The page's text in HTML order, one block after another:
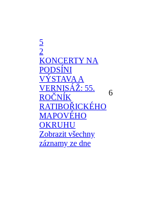
5
2
KONCERTY NA
PODSÍNI
VÝSTAVA A
VERNISÁŽ: 55.
ROČNÍK
RATIBOŘICKÉHO
MAPOVÉHO
OKRUHU
Zobrazit všechny
záznamy ze dne
6